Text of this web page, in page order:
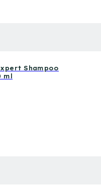
Shampoo
ml